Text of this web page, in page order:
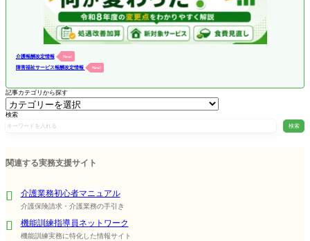
介護報酬改定情報 New!
障害福祉サービス報酬改定情報 New!
記事カテゴリから探す
検索
検索
関連する実務支援サイト
介護業務初心者マニュアル
介護保険請求・介護業務の手引き
機能訓練指導員ネットワーク
機能訓練実務に特化した情報サイト